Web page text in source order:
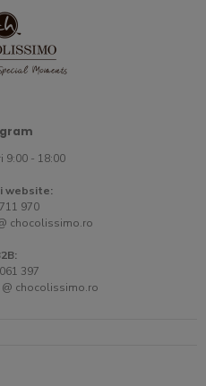
9:00 - 18:00
website:
970
chocolissimo.ro
397
chocolissimo.ro